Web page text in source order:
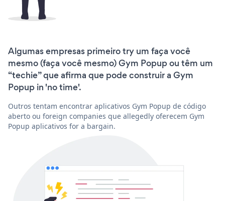
Algumas empresas primeiro try um faça você
mesmo (faça você mesmo) Gym Popup ou têm um
“techie” que afirma que pode construir a Gym
Popup in 'no time'.
Outros tentam encontrar aplicativos Gym Popup de código
aberto ou foreign companies que allegedly oferecem Gym
Popup aplicativos for a bargain.